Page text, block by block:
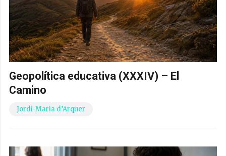
Geopolítica educativa (XXXIV) – El
Camino
Jordi-Maria d’Arquer